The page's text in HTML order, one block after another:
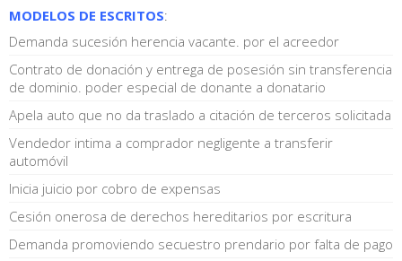
MODELOS DE ESCRITOS:
Demanda sucesión herencia vacante. por el acreedor
Contrato de donación y entrega de posesión sin transferencia
de dominio. poder especial de donante a donatario
Apela auto que no da traslado a citación de terceros solicitada
Vendedor intima a comprador negligente a transferir
automóvil
Inicia juicio por cobro de expensas
Cesión onerosa de derechos hereditarios por escritura
Demanda promoviendo secuestro prendario por falta de pago